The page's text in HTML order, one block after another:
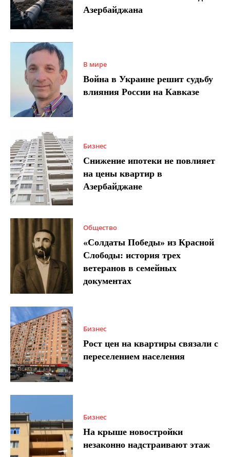
Азербайджана
В мире
Война в Украине решит судьбу
влияния России на Кавказе
Бизнес
Снижение ипотеки не повлияет
на цены квартир в
Азербайджане
Общество
«Солдаты Победы» из Красной
Слободы: история трех
ветеранов в семейных
документах
Бизнес
Рост цен на квартиры связали с
переселением населения
Бизнес
На крыше новостройки
незаконно надстраивают этаж